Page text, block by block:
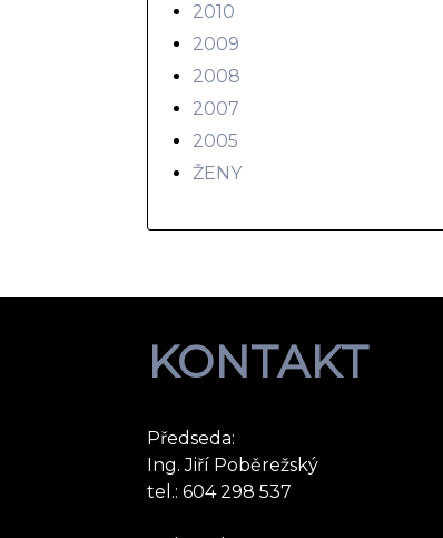
2010
2009
2008
2007
2005
ŽENY
KONTAKT
Předseda:
Ing. Jiří Poběrežský
tel.: 604 298 537